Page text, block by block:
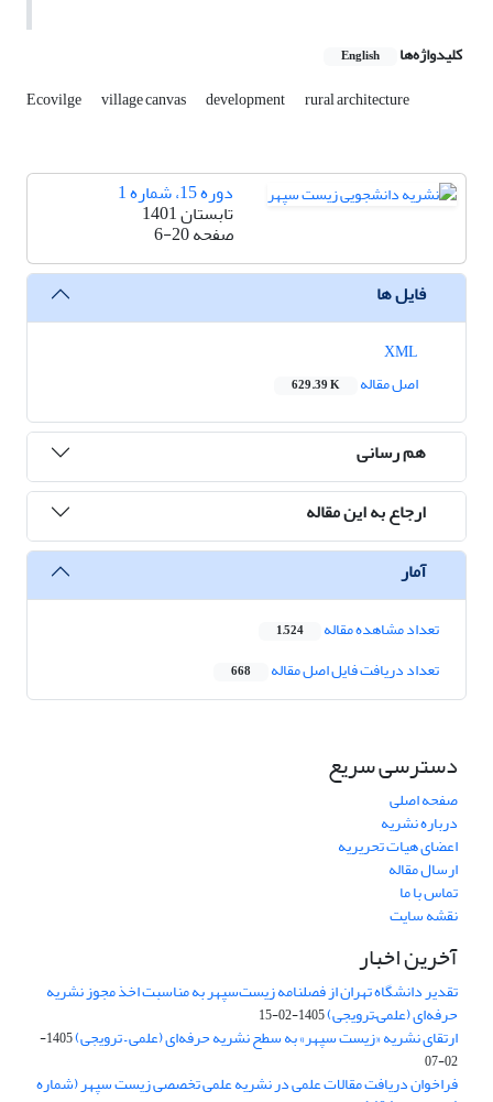
کلیدواژه‌ها English
Ecovilge village canvas development rural architecture
دوره 15، شماره 1
تابستان 1401
صفحه6-20
فایل ها
اصل مقاله
629.39 K
هم رسانی
ارجاع به این مقاله
آمار
تعداد مشاهده مقاله 1,524
تعداد دریافت فایل اصل مقاله 668
دسترسی سریع
صفحه اصلی
درباره نشریه
اعضای هیات تحریریه
ارسال مقاله
تماس با ما
نقشه سایت
آخرین اخبار
تقدیر دانشگاه تهران از فصلنامه زیست‌سپهر به مناسبت اخذ مجوز نشریه
حرفه‌ای (علمی–ترویجی)1405-02-15
ارتقای نشریه «زیست‌ سپهر» به سطح نشریه حرفه‌ای (علمی – ترویجی)
1405-
02-07
فراخوان دریافت مقالات علمی در نشریه علمی تخصصی زیست سپهر (شماره